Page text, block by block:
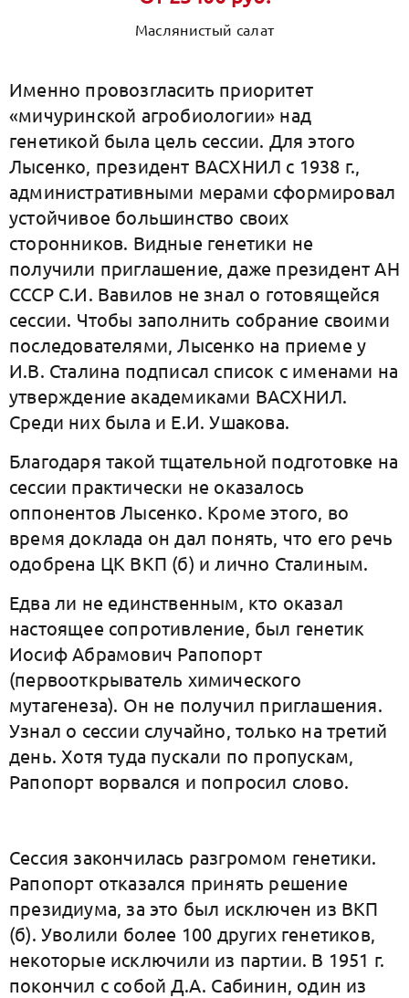
Маслянистый салат
Именно провозгласить приоритет
«мичуринской агробиологии» над
генетикой была цель сессии. Для этого
Лысенко, президент ВАСХНИЛ с 1938 г.,
административными мерами сформировал
устойчивое большинство своих
сторонников. Видные генетики не
получили приглашение, даже президент АН
СССР С.И. Вавилов не знал о готовящейся
сессии. Чтобы заполнить собрание своими
последователями, Лысенко на приеме у
И.В. Сталина подписал список с именами на
утверждение академиками ВАСХНИЛ.
Среди них была и Е.И. Ушакова.
Благодаря такой тщательной подготовке на
сессии практически не оказалось
оппонентов Лысенко. Кроме этого, во
время доклада он дал понять, что его речь
одобрена ЦК ВКП (б) и лично Сталиным.
Едва ли не единственным, кто оказал
настоящее сопротивление, был генетик
Иосиф Абрамович Рапопорт
(первооткрыватель химического
мутагенеза). Он не получил приглашения.
Узнал о сессии случайно, только на третий
день. Хотя туда пускали по пропускам,
Рапопорт ворвался и попросил слово.
Сессия закончилась разгромом генетики.
Рапопорт отказался принять решение
президиума, за это был исключен из ВКП
(б). Уволили более 100 других генетиков,
некоторые исключили из партии. В 1951 г.
покончил с собой Д.А. Сабинин, один из